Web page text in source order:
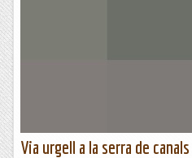
Via urgell a la serra de canals